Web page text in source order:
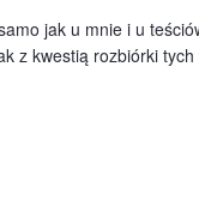
jak u mnie i u
z kwestią rozbiórki